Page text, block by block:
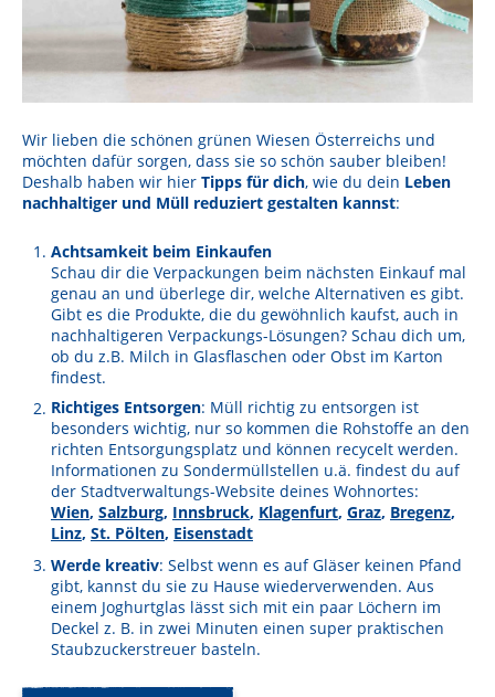
Wir lieben die schönen grünen Wiesen Österreichs und
möchten dafür sorgen, dass sie so schön sauber bleiben!
Deshalb haben wir hier Tipps für dich, wie du dein Leben
nachhaltiger und Müll reduziert gestalten kannst:
Achtsamkeit beim Einkaufen
Schau dir die Verpackungen beim nächsten Einkauf mal
genau an und überlege dir, welche Alternativen es gibt.
Gibt es die Produkte, die du gewöhnlich kaufst, auch in
nachhaltigeren Verpackungs-Lösungen? Schau dich um,
ob du z.B. Milch in Glasflaschen oder Obst im Karton
findest.
Richtiges Entsorgen: Müll richtig zu entsorgen ist
besonders wichtig, nur so kommen die Rohstoffe an den
richten Entsorgungsplatz und können recycelt werden.
Informationen zu Sondermüllstellen u.ä. findest du auf
der Stadtverwaltungs-Website deines Wohnortes:
Wien, Salzburg, Innsbruck, Klagenfurt, Graz, Bregenz,
Linz, St. Pölten, Eisenstadt
Werde kreativ: Selbst wenn es auf Gläser keinen Pfand
gibt, kannst du sie zu Hause wiederverwenden. Aus
einem Joghurtglas lässt sich mit ein paar Löchern im
Deckel z. B. in zwei Minuten einen super praktischen
Staubzuckerstreuer basteln.